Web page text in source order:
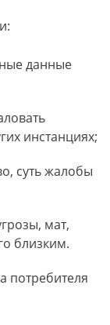
данные
инстанциях;
суть жалобы
мат,
близким.
потребителя